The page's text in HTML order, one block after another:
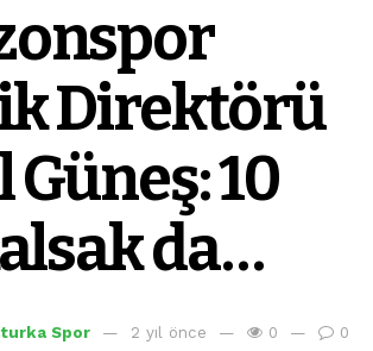
Direktörü
Güneş: 10
da…
Spor 2 yıl önce 0 0